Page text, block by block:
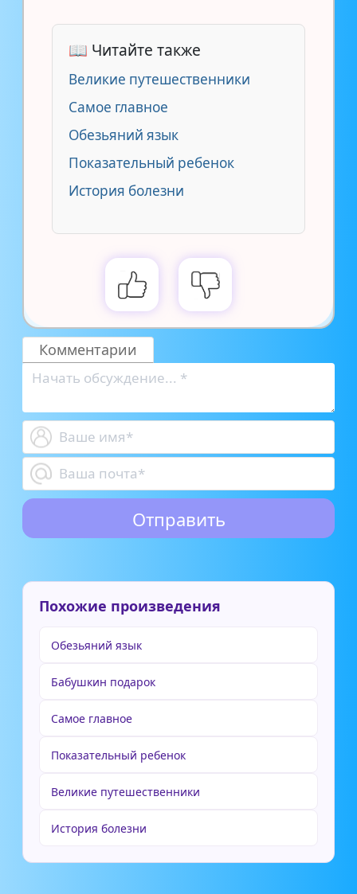
📖 Читайте также
Великие путешественники
Самое главное
Обезьяний язык
Показательный ребенок
История болезни
Комментарии
Похожие произведения
Обезьяний язык
Бабушкин подарок
Самое главное
Показательный ребенок
Великие путешественники
История болезни